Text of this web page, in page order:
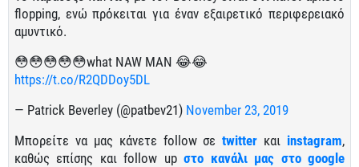
flopping, ενώ πρόκειται για έναν εξαιρετικό περιφερειακό
αμυντικό.
😳😳😳😳😳what NAW MAN 😂😂
https://t.co/R2QDDoy5DL
— Patrick Beverley (@patbev21) November 23, 2019
Μπορείτε να μας κάνετε follow σεtwitter και instagram,
καθώς επίσης και follow upστο κανάλι μας στο google